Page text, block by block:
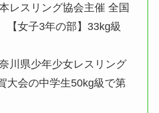
レスリング協会主催 全国
女子3年の部】33kg級
川県少年少女レスリング
大会の中学生50kg級で第